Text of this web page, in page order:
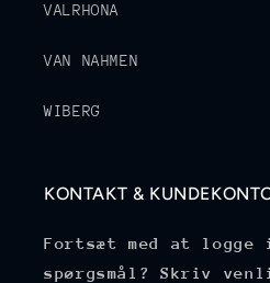
VALRHONA
VAN NAHMEN
WIBERG
KONTAKT &
Fortsæt med at logge
spørgsmål? Skriv